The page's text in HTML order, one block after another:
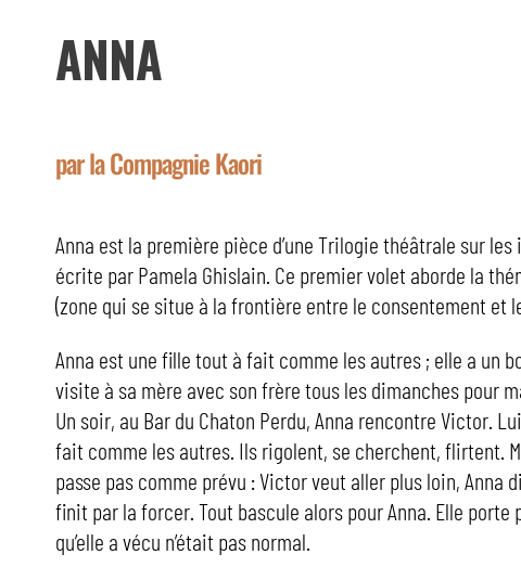
ANNA
par la Compagnie Kaori
Anna est la première pièce d’une Trilogie théâtrale sur
écrite par Pamela Ghislain. Ce premier volet aborde la
(zone qui se situe à la frontière entre le consentement et
Anna est une fille tout à fait comme les autres ; elle a un
visite à sa mère avec son frère tous les dimanches pour
Un soir, au Bar du Chaton Perdu, Anna rencontre Victor.
fait comme les autres. Ils rigolent, se cherchent, flirtent.
passe pas comme prévu : Victor veut aller plus loin, Anna
finit par la forcer. Tout bascule alors pour Anna. Elle
qu’elle a vécu n’était pas normal.